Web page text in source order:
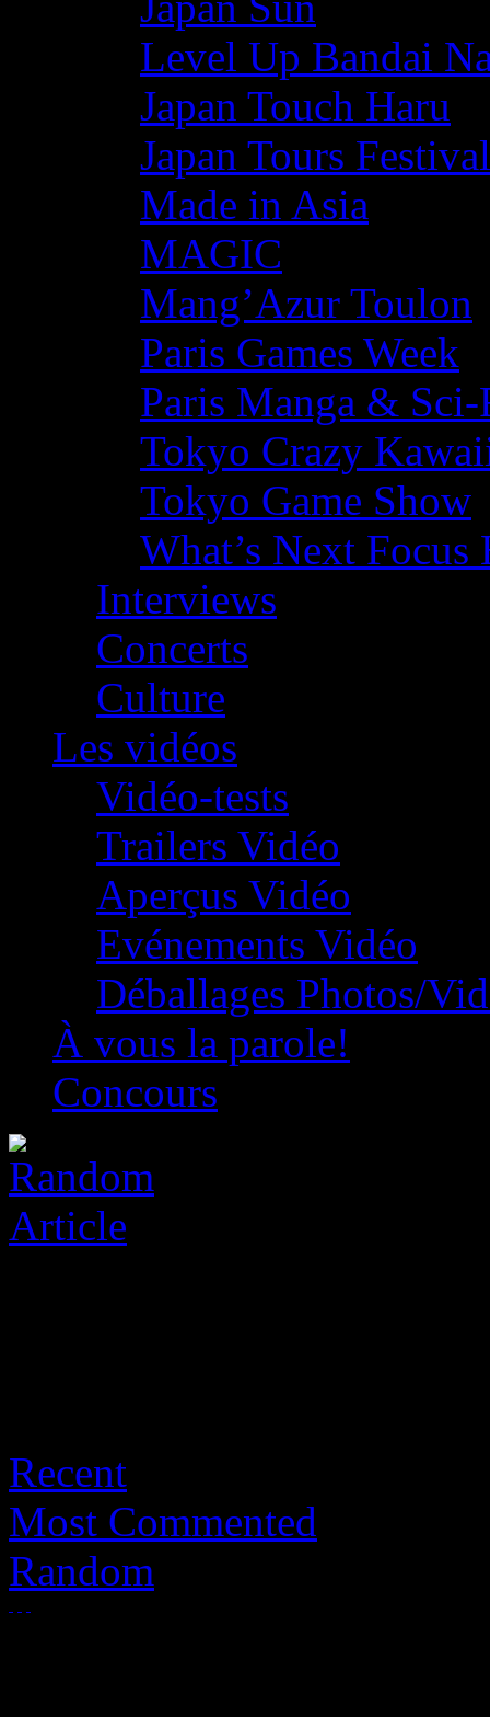
Level Up Bandai
Japan Touch Haru
Japan Tours Festival
Made in Asia
MAGIC
Mang’Azur Toulon
Paris Games Week
Paris Manga &
Tokyo Crazy
Tokyo Game Show
What’s Next
Interviews
Concerts
Culture
Les vidéos
Vidéo-tests
Trailers Vidéo
Aperçus Vidéo
Evénements Vidéo
Déballages Photos/
À vous la parole!
Concours
Recent
Most Commented
Random